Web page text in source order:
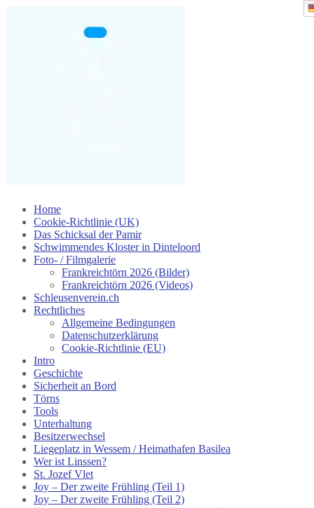
Skip
content
Home
Cookie-Richtlinie (UK)
Das Schicksal der Pamir
Schwimmendes Kloster in Dinteloord
Foto- / Filmgalerie
Frankreichtörn 2026 (Bilder)
Frankreichtörn 2026 (Videos)
Schleusenverein.ch
Rechtliches
Allgemeine Bedingungen
Datenschutzerklärung
Cookie-Richtlinie (EU)
Intro
Geschichte
Sicherheit an Bord
Törns
Tools
Unterhaltung
Besitzerwechsel
Liegeplatz in Wessem / Heimathafen Basilea
Wer ist Linssen?
St. Jozef Vlet
Joy – Der zweite Frühling (Teil 1)
Joy – Der zweite Frühling (Teil 2)